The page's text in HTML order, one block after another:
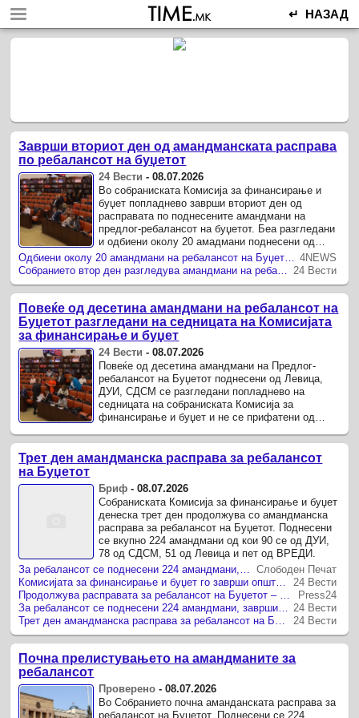
↵ НАЗАД
Заврши вториот ден од амандманската расправа
по ребалансот на буџетот
24 Вести -08.07.2026
Во собраниската Комисија за финансирање и
буџет попладнево заврши вториот ден од
расправата по поднесените амандмани на
предлог-ребалансот на буџетот. Беа разгледани
и одбиени околу 20 амадмани поднесени од
ДУИ, СДСМ и Левица.
4NEWS
24 Вести
Повеќе од десетина амандмани на ребалансот на
Буџетот разгледани на седницата на Комисијата
за финансирање и буџет
24 Вести -08.07.2026
Повеќе од десетина амандмани на Предлог-
ребалансот на Буџетот поднесени од Левица,
ДУИ, СДСМ се разгледани попладнево на
седницата на собраниската Комисија за
финансирање и буџет и не се прифатени од
Јанкуловски.
Трет ден амандманска расправа за ребалансот
на Буџетот
Бриф -08.07.2026
Собраниската Комисија за финансирање и буџет
денеска трет ден продолжува со амандманска
расправа за ребалансот на Буџетот. Поднесени
се вкупно 224 амандмани од кои 90 се од ДУИ,
78 од СДСМ, 51 од Левица и пет од ВРЕДИ.
За ребалансот се поднесени 224 амандмани, заврши општиот претрес на Комисијата за финансирање и буџет
Слободен Печат
Комисијата за финансирање и буџет го заврши општиот претрес за ребалансот, попладне продолжува со амандманска расправа
24 Вести
Продолжува расправата за ребалансот на Буџетот – во игра 224 амандмани
Press24
За ребалансот се поднесени 224 амандмани, заврши општиот претрес на Комисијата за финансирање и буџет 24 Вести
Трет ден амандманска расправа за ребалансот на Буџетот
24 Вести
Почна прелистувањето на амандманите за
ребалансот
Проверено -08.07.2026
Во Собранието почна аманданската расправа за
ребалансот на Буџетот. Поднесени се 224